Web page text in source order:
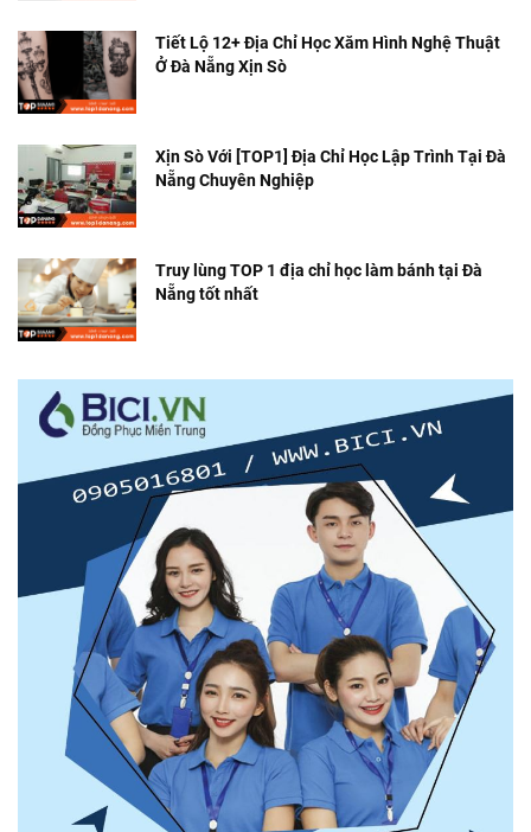
Tiết Lộ 12+ Địa Chỉ Học Xăm Hình Nghệ Thuật
Ở Đà Nẵng Xịn Sò
Xịn Sò Với [TOP1] Địa Chỉ Học Lập Trình Tại Đà
Nẵng Chuyên Nghiệp
Truy lùng TOP 1 địa chỉ học làm bánh tại Đà
Nẵng tốt nhất